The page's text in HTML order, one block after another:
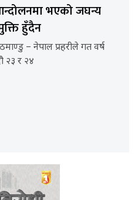
भएको जघन्य
हुँदैन
– नेपाल प्रहरीले गत वर्ष
२३ र २४